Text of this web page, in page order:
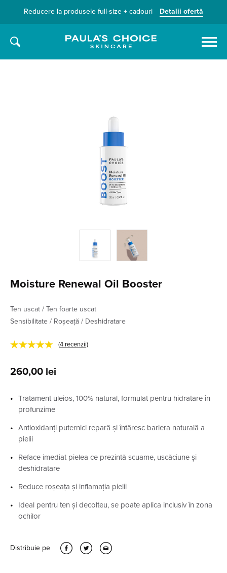
Reducere la produsele full-size + cadouri Detalii ofertă
Caută
Moisture Renewal Oil Booster
Ten uscat / Ten foarte uscat
Sensibilitate / Roșeață / Deshidratare
★★★★★ (4 recenzii)
260,00 lei
Tratament uleios, 100% natural, formulat pentru hidratare în
profunzime
Antioxidanți puternici repară și întăresc bariera naturală a
pielii
Reface imediat pielea ce prezintă scuame, uscăciune și
deshidratare
Reduce roșeața și inflamația pielii
Ideal pentru ten și decolteu, se poate aplica inclusiv în zona
ochilor
Distribuie pe